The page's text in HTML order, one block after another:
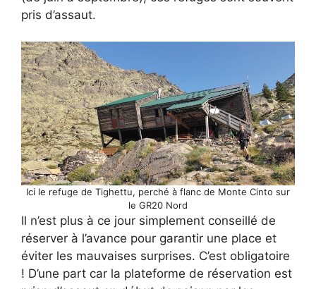
pris d’assaut.
Ici le refuge de Tighettu, perché à flanc de Monte Cinto sur
le GR20 Nord
Il n’est plus à ce jour simplement conseillé de
réserver à l’avance pour garantir une place et
éviter les mauvaises surprises. C’est obligatoire
! D’une part car la plateforme de réservation est